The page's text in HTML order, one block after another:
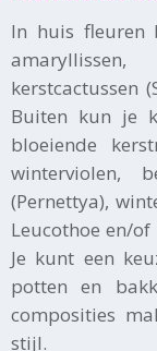
In huis fleuren
kerstcactussen
Buiten kun je
bloeiende
winterviolen,
(Pernettya),
Leucothoe en/
Je kunt een
potten en
composities
stijl.